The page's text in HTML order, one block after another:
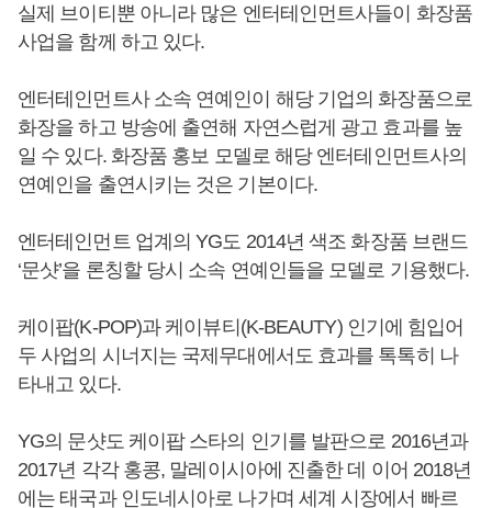
실제 브이티뿐 아니라 많은 엔터테인먼트사들이 화장품
사업을 함께 하고 있다.
엔터테인먼트사 소속 연예인이 해당 기업의 화장품으로
화장을 하고 방송에 출연해 자연스럽게 광고 효과를 높
일 수 있다. 화장품 홍보 모델로 해당 엔터테인먼트사의
연예인을 출연시키는 것은 기본이다.
엔터테인먼트 업계의 YG도 2014년 색조 화장품 브랜드
‘문샷’을 론칭할 당시 소속 연예인들을 모델로 기용했다.
케이팝(K-POP)과 케이뷰티(K-BEAUTY) 인기에 힘입어
두 사업의 시너지는 국제무대에서도 효과를 톡톡히 나
타내고 있다.
YG의 문샷도 케이팝 스타의 인기를 발판으로 2016년과
2017년 각각 홍콩, 말레이시아에 진출한 데 이어 2018년
에는 태국과 인도네시아로 나가며 세계 시장에서 빠르